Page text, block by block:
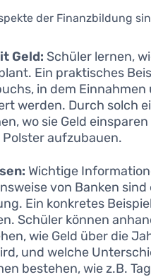
der Finanzbildung
Geld: Schüler lernen,
Ein praktisches
in dem
werden. Durch solch
wo sie Geld
Polster aufzubauen.
Wichtige
von Banken
Ein konkretes
Schüler können
wie Geld über die
und welche
bestehen, wie z.B.